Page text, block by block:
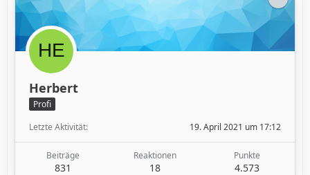
Herbert
Profi
Letzte Aktivität
19. April 2021 um 17:12
Beiträge
831
Reaktionen
18
Punkte
4.573